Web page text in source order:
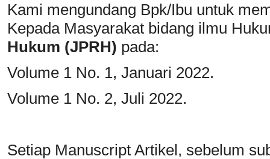
Kami mengundang Bpk/Ibu untuk
Kepada Masyarakat bidang ilmu
Hukum (JPRH) pada:
Volume 1 No. 1, Januari 2022.
Volume 1 No. 2, Juli 2022.
Setiap Manuscript Artikel, sebelum